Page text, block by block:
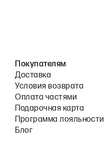
Покупателям
Доставка
Условия возврата
Оплата частями
Подарочная карта
Программа лояльности
Блог